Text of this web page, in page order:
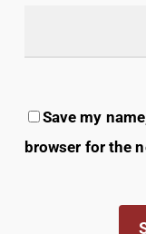
Save my
browser for the